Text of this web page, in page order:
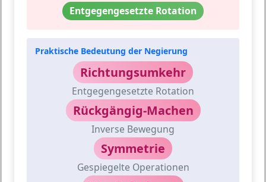
Entgegengesetzte Rotation
Praktische Bedeutung der Negierung
Richtungsumkehr
Entgegengesetzte Rotation
Rückgängig-Machen
Inverse Bewegung
Symmetrie
Gespiegelte Operationen